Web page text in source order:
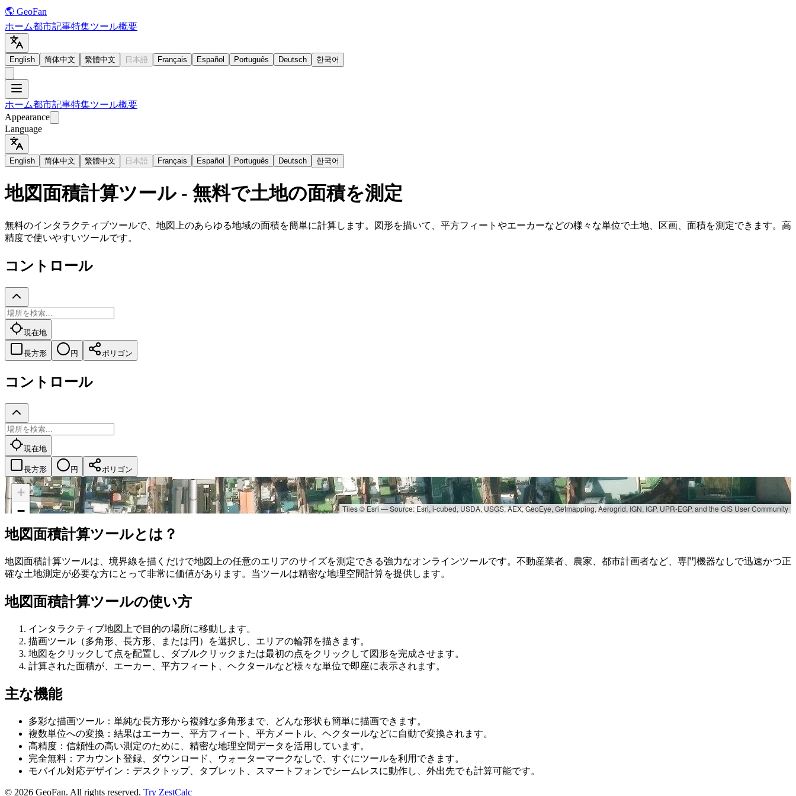
🌎 GeoFan
ホーム都市記事特集ツール概要
English 简体中文 繁體中文 日本語 Français Español Português Deutsch 한국어
ホーム都市記事特集ツール概要
Appearance
Language
English 简体中文 繁體中文 日本語 Français Español Português Deutsch 한국어
地図面積計算ツール - 無料で土地の面積を測定
無料のインタラクティブツールで、地図上のあらゆる地域の面積を簡単に計算します。図形を描いて、平方フィートやエーカーなどの様々な単位で土地、区画、面積を測定できます。高
精度で使いやすいツールです。
コントロール
現在地
長方形 円 ポリゴン
コントロール
現在地
長方形 円 ポリゴン
+
−
Tiles © Esri — Source: Esri, i-cubed, USDA, USGS, AEX, GeoEye, Getmapping, Aerogrid, IGN, IGP, UPR-EGP, and the GIS User Community
地図面積計算ツールとは？
地図面積計算ツールは、境界線を描くだけで地図上の任意のエリアのサイズを測定できる強力なオンラインツールです。不動産業者、農家、都市計画者など、専門機器なしで迅速かつ正
確な土地測定が必要な方にとって非常に価値があります。当ツールは精密な地理空間計算を提供します。
地図面積計算ツールの使い方
インタラクティブ地図上で目的の場所に移動します。
描画ツール（多角形、長方形、または円）を選択し、エリアの輪郭を描きます。
地図をクリックして点を配置し、ダブルクリックまたは最初の点をクリックして図形を完成させます。
計算された面積が、エーカー、平方フィート、ヘクタールなど様々な単位で即座に表示されます。
主な機能
多彩な描画ツール：単純な長方形から複雑な多角形まで、どんな形状も簡単に描画できます。
複数単位への変換：結果はエーカー、平方フィート、平方メートル、ヘクタールなどに自動で変換されます。
高精度：信頼性の高い測定のために、精密な地理空間データを活用しています。
完全無料：アカウント登録、ダウンロード、ウォーターマークなしで、すぐにツールを利用できます。
モバイル対応デザイン：デスクトップ、タブレット、スマートフォンでシームレスに動作し、外出先でも計算可能です。
© 2026 GeoFan. All rights reserved. Try ZestCalc